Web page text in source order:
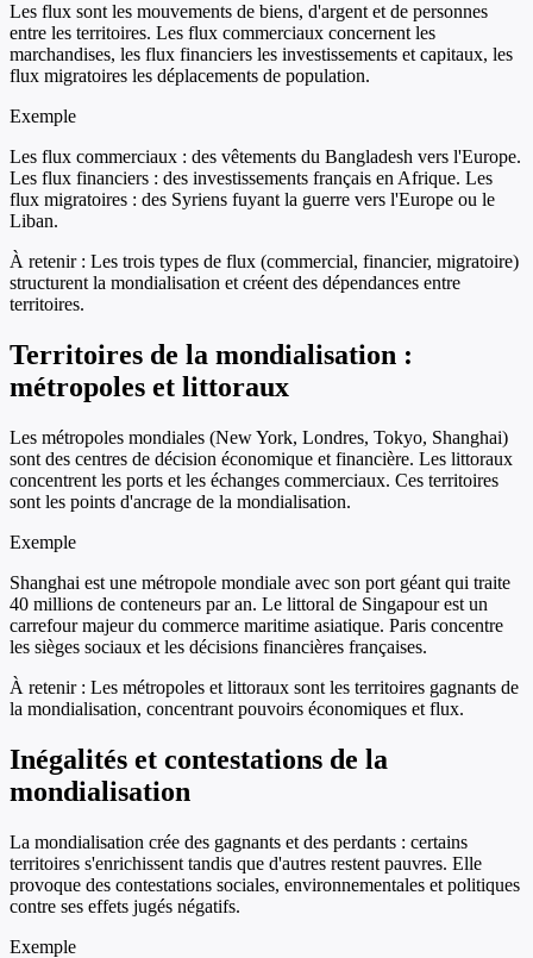
Les flux sont les mouvements de biens, d'argent et de personnes
entre les territoires. Les flux commerciaux concernent les
marchandises, les flux financiers les investissements et capitaux, les
flux migratoires les déplacements de population.
Exemple
Les flux commerciaux : des vêtements du Bangladesh vers l'Europe.
Les flux financiers : des investissements français en Afrique. Les
flux migratoires : des Syriens fuyant la guerre vers l'Europe ou le
Liban.
À retenir : Les trois types de flux (commercial, financier, migratoire)
structurent la mondialisation et créent des dépendances entre
territoires.
Territoires de la mondialisation :
métropoles et littoraux
Les métropoles mondiales (New York, Londres, Tokyo, Shanghai)
sont des centres de décision économique et financière. Les littoraux
concentrent les ports et les échanges commerciaux. Ces territoires
sont les points d'ancrage de la mondialisation.
Exemple
Shanghai est une métropole mondiale avec son port géant qui traite
40 millions de conteneurs par an. Le littoral de Singapour est un
carrefour majeur du commerce maritime asiatique. Paris concentre
les sièges sociaux et les décisions financières françaises.
À retenir : Les métropoles et littoraux sont les territoires gagnants de
la mondialisation, concentrant pouvoirs économiques et flux.
Inégalités et contestations de la
mondialisation
La mondialisation crée des gagnants et des perdants : certains
territoires s'enrichissent tandis que d'autres restent pauvres. Elle
provoque des contestations sociales, environnementales et politiques
contre ses effets jugés négatifs.
Exemple